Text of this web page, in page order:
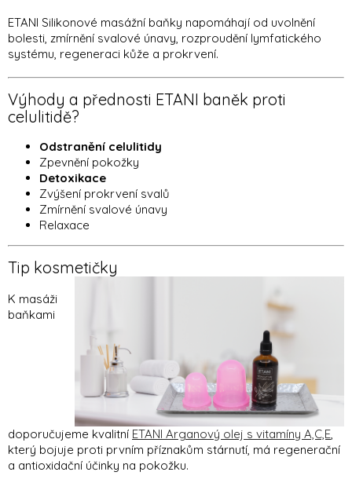
ETANI Silikonové masážní baňky napomáhají od uvolnění
bolesti, zmírnění svalové únavy, rozproudění lymfatického
systému, regeneraci kůže a prokrvení.
Výhody a přednosti ETANI baněk proti
celulitidě?
Odstranění celulitidy
Zpevnění pokožky
Detoxikace
Zvýšení prokrvení svalů
Zmírnění svalové únavy
Relaxace
Tip kosmetičky
K masáži
baňkami
doporučujeme kvalitní ETANI Arganový olej s vitamíny A,C,E
který bojuje proti prvním příznakům stárnutí, má regenerační
a antioxidační účinky na pokožku.